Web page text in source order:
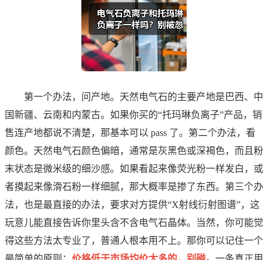
第一个办法，问产地。天然电气石的主要产地是巴西、中
国新疆、云南和内蒙古。如果你买的“托玛琳负离子”产品，销
售连产地都说不清楚，那基本可以 pass 了。第二个办法，看
颜色。天然电气石颜色偏暗，通常是灰黑色或深褐色，而且粉
末状态是微米级的细沙感。如果看起来像荧光粉一样发白，或
者摸起来像滑石粉一样细腻，那大概率是掺了东西。第三个办
法，也是最直接的办法，要求对方提供“X射线衍射图谱”，这
玩意儿能直接告诉你里头含不含电气石晶体。当然，你可能觉
得这些方法太专业了，普通人根本用不上。那你可以记住一个